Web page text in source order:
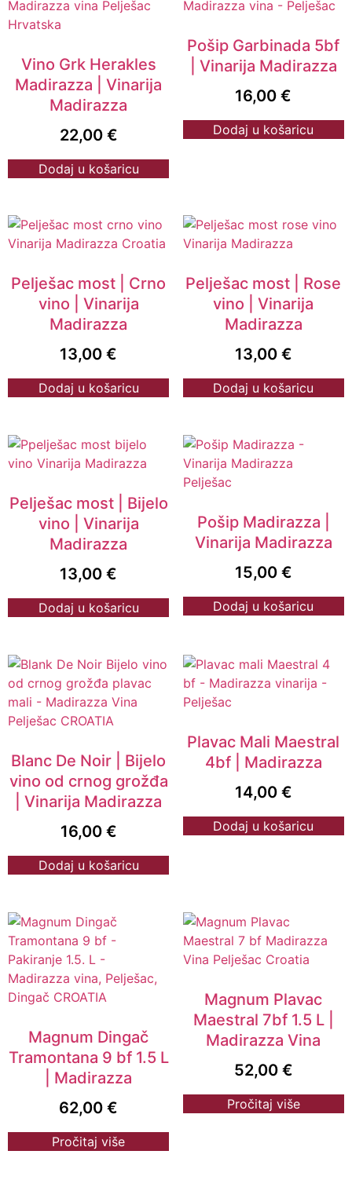
Vino Grk Herakles
Madirazza | Vinarija
Madirazza
22,00 €
Dodaj u košaricu
Pošip Garbinada 5bf
| Vinarija Madirazza
16,00€
Dodaj u košaricu
Pelješac most | Crno
vino | Vinarija
Madirazza
13,00€
Dodaj u košaricu
Pelješac most | Rose
vino | Vinarija
Madirazza
13,00 €
Dodaj u košaricu
Pelješac most | Bijelo
vino | Vinarija
Madirazza
13,00€
Dodaj u košaricu
Pošip Madirazza |
Vinarija Madirazza
15,00 €
Dodaj u košaricu
Blanc De Noir | Bijelo
vino od crnog grožđa
| Vinarija Madirazza
16,00 €
Dodaj u košaricu
Plavac Mali Maestral
4bf | Madirazza
14,00 €
Dodaj u košaricu
Magnum Dingač
Tramontana 9 bf 1.5 L
| Madirazza
62,00€
Pročitaj više
Magnum Plavac
Maestral 7bf 1.5 L |
Madirazza Vina
52,00 €
Pročitaj više